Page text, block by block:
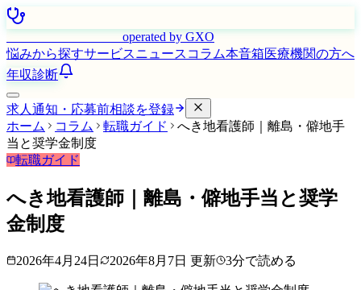
operated by GXO
悩みから探すサービスニュース コラム本音箱医療機関の方へ
年収診断
求人通知・応募前相談を登録
ホーム
コラム 転職ガイド
へき地看護師｜離島・僻地手
当と奨学金制度
転職ガイド
へき地看護師｜離島・僻地手当と奨学
金制度
2026年4月24日 2026年8月7日 更新 3分で読める